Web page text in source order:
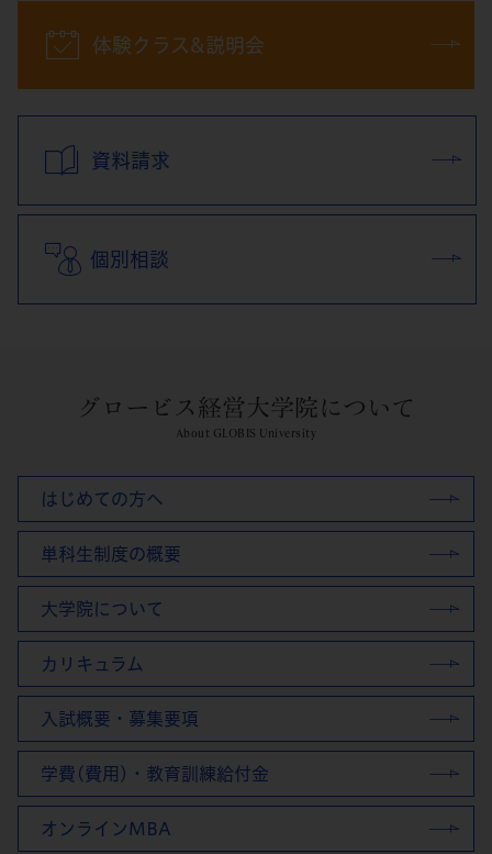
体験クラス&説明会
資料請求
個別相談
グロービス経営大学院について
About GLOBIS University
はじめての方へ
単科生制度の概要
大学院について
カリキュラム
入試概要・募集要項
学費(費用)・教育訓練給付金
オンラインMBA